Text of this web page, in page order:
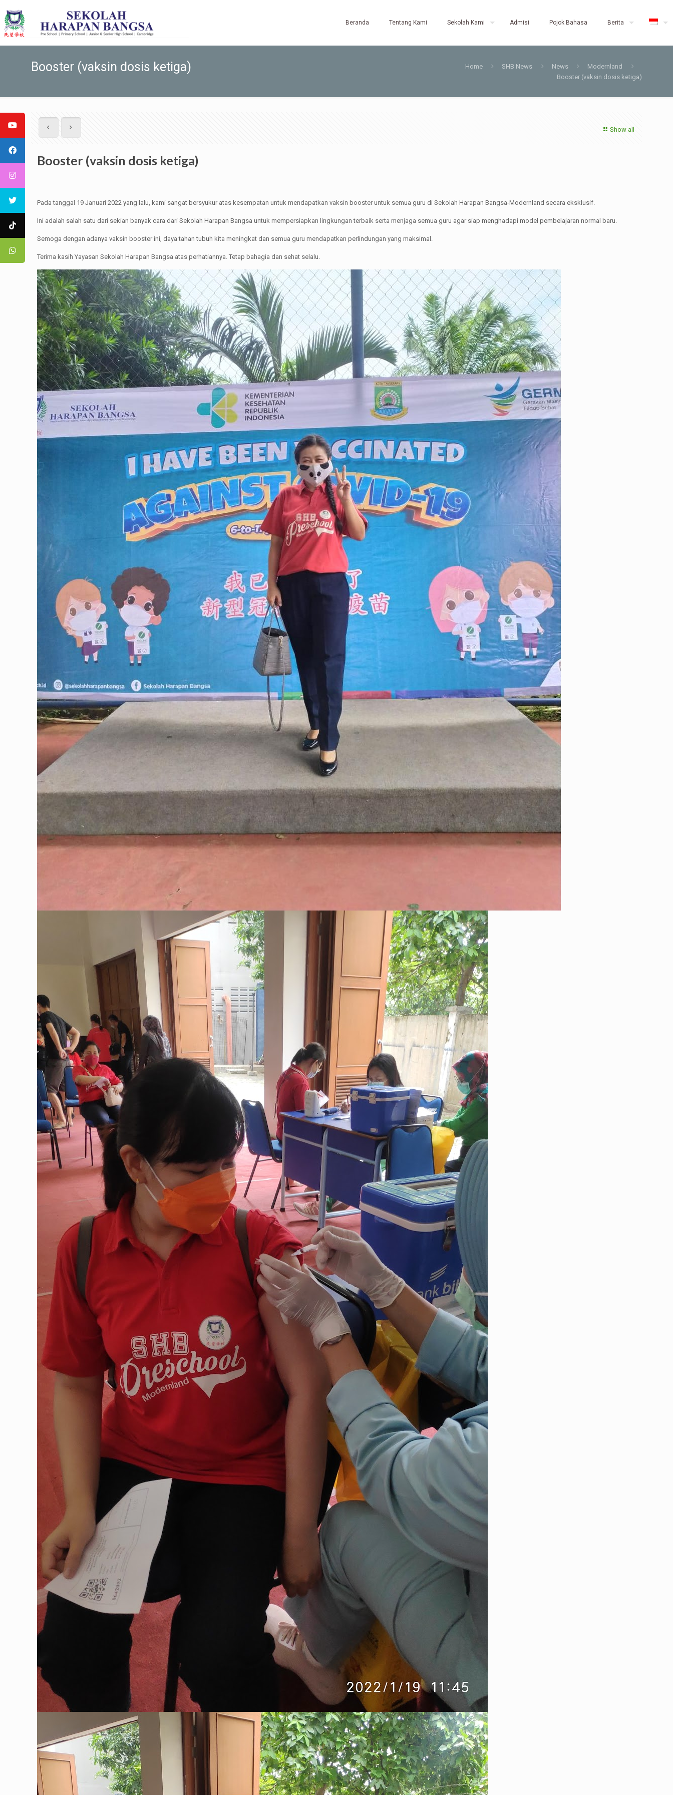
Beranda Tentang Kami Sekolah Kami Admisi Pojok Bahasa Berita
Booster (vaksin dosis ketiga) Home SHB News News
Modernland
Booster (vaksin dosis ketiga)
Show all
Booster (vaksin dosis ketiga)
Pada tanggal 19 Januari 2022 yang lalu, kami sangat bersyukur atas kesempatan untuk mendapatkan vaksin booster untuk semua guru di Sekolah Harapan Bangsa-Modernland secara eksklusif.
Ini adalah salah satu dari sekian banyak cara dari Sekolah Harapan Bangsa untuk mempersiapkan lingkungan terbaik serta menjaga semua guru agar siap menghadapi model pembelajaran normal baru.
Semoga dengan adanya vaksin booster ini, daya tahan tubuh kita meningkat dan semua guru mendapatkan perlindungan yang maksimal.
Terima kasih Yayasan Sekolah Harapan Bangsa atas perhatiannya. Tetap bahagia dan sehat selalu.